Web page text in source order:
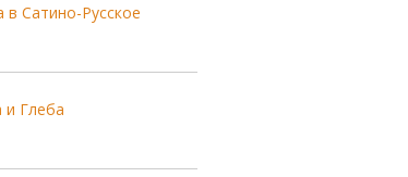
Сатино-Русское
и Глеба